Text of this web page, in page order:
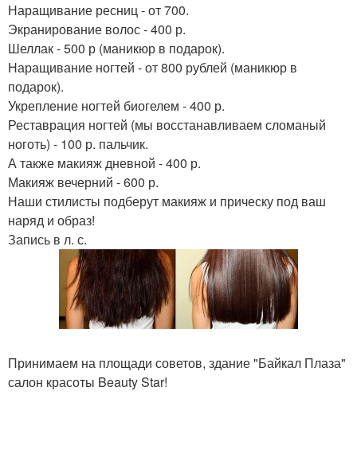
Наращивание ресниц - от 700.
Экранирование волос - 400 р.
Шеллак - 500 р (маникюр в подарок).
Наращивание ногтей - от 800 рублей (маникюр в
подарок).
Укрепление ногтей биогелем - 400 р.
Реставрация ногтей (мы восстанавливаем сломаный
ноготь) - 100 р. пальчик.
А также макияж дневной - 400 р.
Макияж вечерний - 600 р.
Наши стилисты подберут макияж и прическу под ваш
наряд и образ!
Запись в л. с.
Принимаем на площади советов, здание "Байкал Плаза"
салон красоты Beauty Star!